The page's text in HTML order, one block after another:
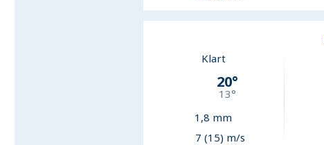
Klart
20°
13°
1,8 mm
7 (15) m/s